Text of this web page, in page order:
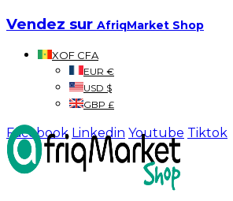
Vendez sur AfriqMarket Shop
XOF CFA
EUR €
USD $
GBP £
Facebook Linkedin Youtube Tiktok